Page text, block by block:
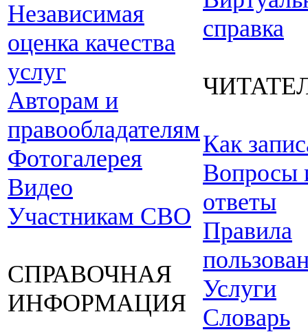
Независимая
оценка качества
услуг
Авторам и
правообладателям
Фотогалерея
Видео
Участникам СВО
СПРАВОЧНАЯ
ИНФОРМАЦИЯ
справка
Как
Вопросы
ответы
Правила
Услуги
Словарь